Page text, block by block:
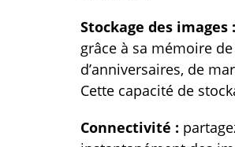
Stockage des images :
grâce à sa mémoire
d’anniversaires, de
Cette capacité de
Connectivité :